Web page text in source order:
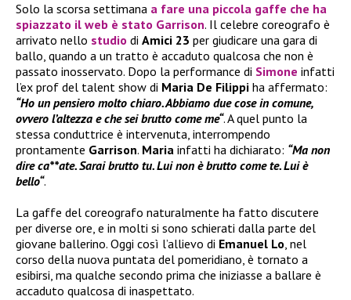
Solo la scorsa settimana a fare una piccola gaffe che ha
spiazzato il web è stato Garrison. Il celebre coreografo è
arrivato nello studio di Amici 23 per giudicare una gara di
ballo, quando a un tratto è accaduto qualcosa che non è
passato inosservato. Dopo la performance di Simone infatti
l’ex prof del talent show di Maria De Filippi ha affermato:
“Ho un pensiero molto chiaro. Abbiamo due cose in comune,
ovvero l’altezza e che sei brutto come me“. A quel punto la
stessa conduttrice è intervenuta, interrompendo
prontamente Garrison. Maria infatti ha dichiarato: “Ma non
dire ca**ate. Sarai brutto tu. Lui non è brutto come te. Lui è
bello“.
La gaffe del coreografo naturalmente ha fatto discutere
per diverse ore, e in molti si sono schierati dalla parte del
giovane ballerino. Oggi così l’allievo di Emanuel Lo, nel
corso della nuova puntata del pomeridiano, è tornato a
esibirsi, ma qualche secondo prima che iniziasse a ballare è
accaduto qualcosa di inaspettato.